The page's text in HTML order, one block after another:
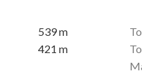
539 m
421 m